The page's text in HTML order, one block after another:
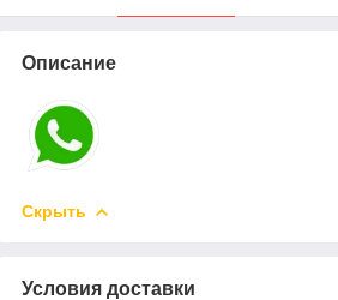
Описание
Скрыть
Условия доставки